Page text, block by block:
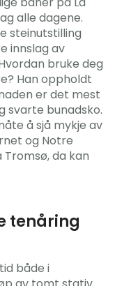
alle dagene.
steinutstilling
innslag av
bruke deg
Han oppholdt
er det mest
svarte bunadsko.
å sjå mykje av
og Notre
Tromsø, da kan
tenåring
både i